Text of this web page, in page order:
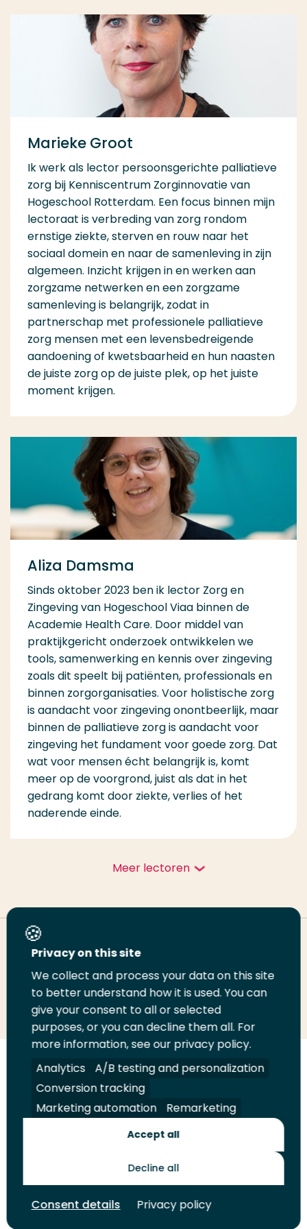
Marieke Groot
Ik werk als lector persoonsgerichte palliatieve
zorg bij Kenniscentrum Zorginnovatie van
Hogeschool Rotterdam. Een focus binnen mijn
lectoraat is verbreding van zorg rondom
ernstige ziekte, sterven en rouw naar het
sociaal domein en naar de samenleving in zijn
algemeen. Inzicht krijgen in en werken aan
zorgzame netwerken en een zorgzame
samenleving is belangrijk, zodat in
partnerschap met professionele palliatieve
zorg mensen met een levensbedreigende
aandoening of kwetsbaarheid en hun naasten
de juiste zorg op de juiste plek, op het juiste
moment krijgen.
Aliza Damsma
Sinds oktober 2023 ben ik lector Zorg en
Zingeving van Hogeschool Viaa binnen de
Academie Health Care. Door middel van
praktijkgericht onderzoek ontwikkelen we
tools, samenwerking en kennis over zingeving
zoals dit speelt bij patiënten, professionals en
binnen zorgorganisaties. Voor holistische zorg
is aandacht voor zingeving onontbeerlijk, maar
binnen de palliatieve zorg is aandacht voor
zingeving het fundament voor goede zorg. Dat
wat voor mensen écht belangrijk is, komt
meer op de voorgrond, juist als dat in het
gedrang komt door ziekte, verlies of het
naderende einde.
Meer lectoren
Deel deze pagina
Deel
LinkedIn
Deel
op
Twitter
Deel
op
Facebook
Email
deze
pagina
Print
deze
pagina
Volg
ons
op
LinkedIn
Volg
ons
op
Facebook
Volg
ons
op
YouTube
Volg
ons
op
Instagram
Juridisch Security A-Z Index
Contact
Toekomstmakers
Privacy on this site
We collect and process your data on this site
to better understand how it is used. You can
give your consent to all or selected
purposes, or you can decline them all. For
more information, see our privacy policy.
Analytics
A/B testing and personalization
Conversion tracking
Marketing automation
Remarketing
Accept all
Decline all
Consent details Privacy policy